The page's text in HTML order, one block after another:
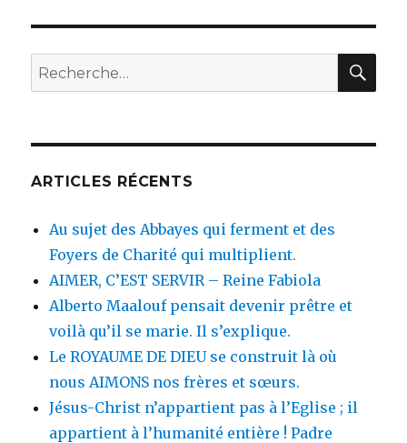
Recherche
pour
ARTICLES RÉCENTS
Au sujet des Abbayes qui ferment et des
Foyers de Charité qui multiplient.
AIMER, C’EST SERVIR – Reine Fabiola
Alberto Maalouf pensait devenir prêtre et
voilà qu’il se marie. Il s’explique.
Le ROYAUME DE DIEU se construit là où
nous AIMONS nos frères et sœurs.
Jésus-Christ n’appartient pas à l’Eglise ; il
appartient à l’humanité entière ! Padre